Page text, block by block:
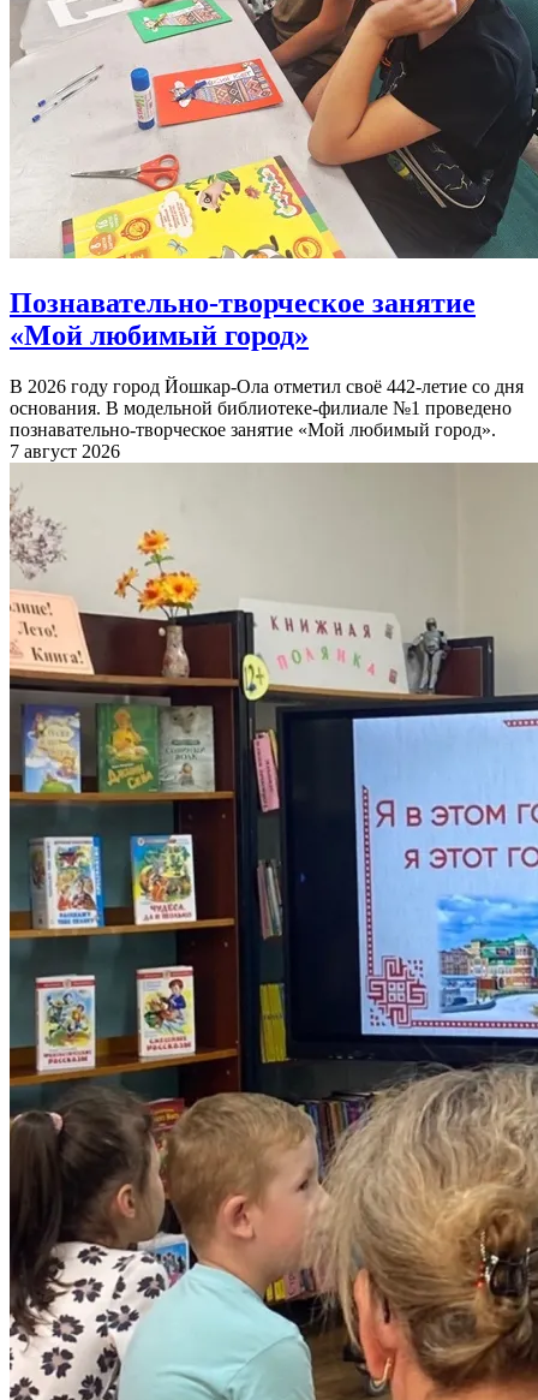
Познавательно-творческое занятие
«Мой любимый город»
В 2026 году город Йошкар-Ола отметил своё 442-летие со дня
основания. В модельной библиотеке-филиале №1 проведено
познавательно-творческое занятие «Мой любимый город».
7 август 2026